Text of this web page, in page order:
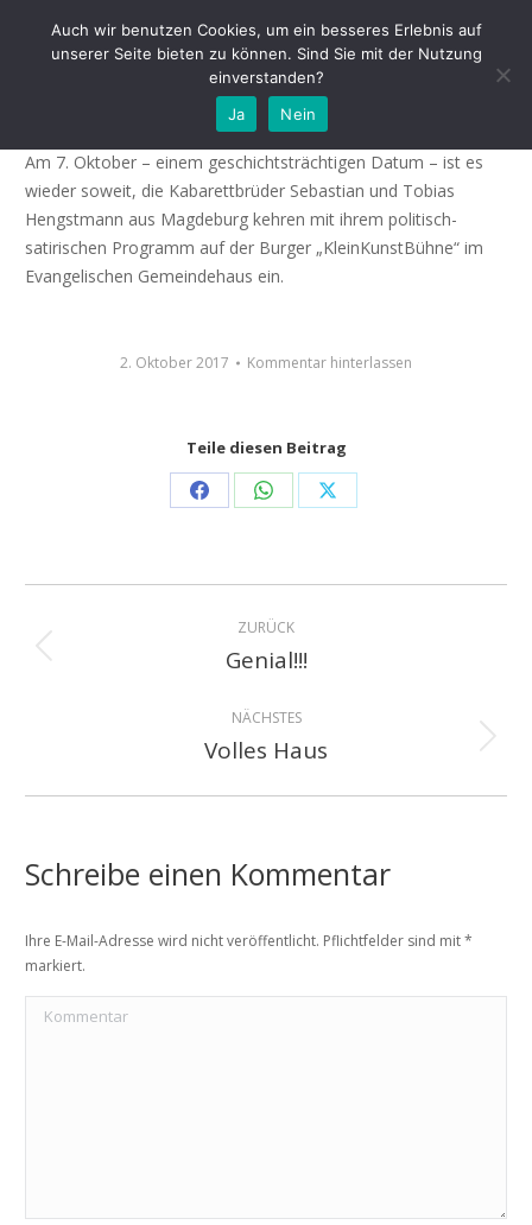
Am 7. Oktober – einem geschichtsträchtigen Datum – ist es
wieder soweit, die Kabarettbrüder Sebastian und Tobias
Hengstmann aus Magdeburg kehren mit ihrem politisch-
satirischen Programm auf der Burger „KleinKunstBühne“ im
Evangelischen Gemeindehaus ein.
2. Oktober 2017 Kommentar hinterlassen
Teile diesen Beitrag
Share
Facebook
Share
WhatsApp
Share
X
Kommentarnavigation
ZURÜCK
Vorheriger
Genial!!!
NÄCHSTES
Nächster
Volles Haus
Schreibe einen Kommentar
Ihre E-Mail-Adresse wird nicht veröffentlicht. Pflichtfelder sind mit*
markiert.
Kommentar
Auch wir benutzen Cookies, um ein besseres Erlebnis auf
unserer Seite bieten zu können. Sind Sie mit der Nutzung
einverstanden?
Ja
Nein